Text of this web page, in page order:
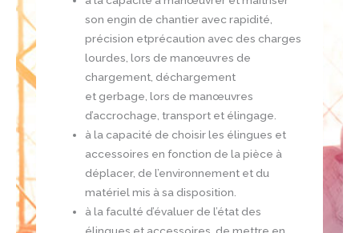
son engin de chantier avec rapidité,
précision etprécaution avec des charges
lourdes, lors de manœuvres de
chargement, déchargement
et gerbage, lors de manœuvres
d’accrochage, transport et élingage.
à la capacité de choisir les élingues et
accessoires en fonction de la pièce à
déplacer, de l’environnement et du
matériel mis à sa disposition.
à la faculté d’évaluer de l’état des
élingues et accessoires, de mettre en